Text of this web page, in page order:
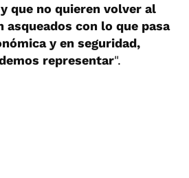
que no quieren volver al
asqueados con lo que pasa
y en seguridad,
representar".